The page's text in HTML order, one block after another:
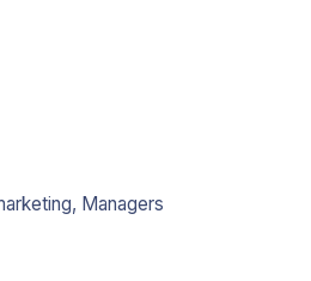
Managers